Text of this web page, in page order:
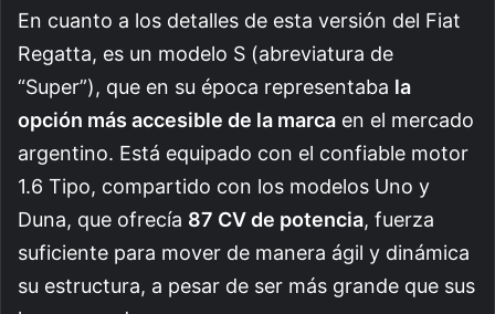
En cuanto a los detalles de esta versión del Fiat
Regatta, es un modelo S (abreviatura de
“Super”), que en su época representaba la
opción más accesible de la marca en el mercado
argentino. Está equipado con el confiable motor
1.6 Tipo, compartido con los modelos Uno y
Duna, que ofrecía 87 CV de potencia, fuerza
suficiente para mover de manera ágil y dinámica
su estructura, a pesar de ser más grande que sus